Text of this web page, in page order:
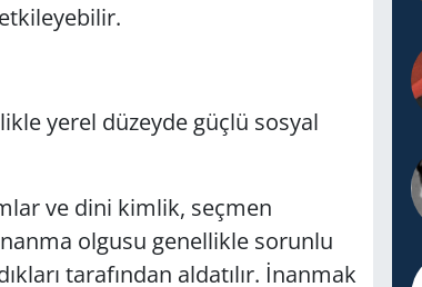
yerel düzeyde güçlü sosyal
ve dini kimlik, seçmen
olgusu genellikle sorunlu
tarafından aldatılır. İnanmak